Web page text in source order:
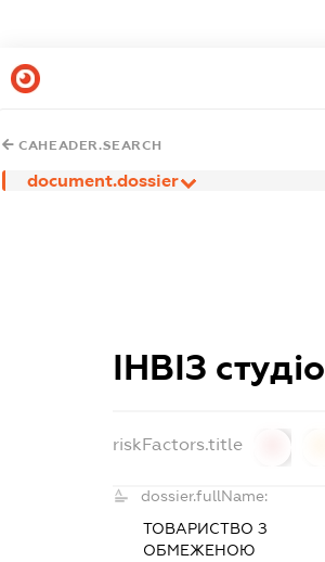
CAHEADER.SEARCH
document.dossier
ІНВІЗ студіо
riskFactors.title
dossier.fullName:
ТОВАРИСТВО З
ОБМЕЖЕНОЮ